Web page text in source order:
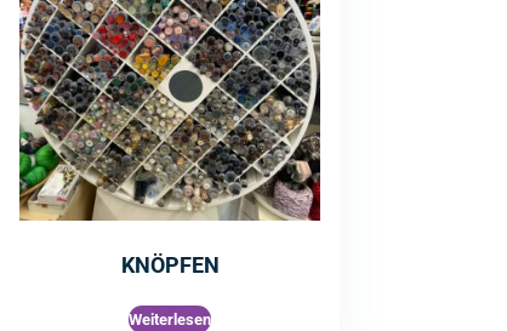
KNÖPFEN
Weiterlesen